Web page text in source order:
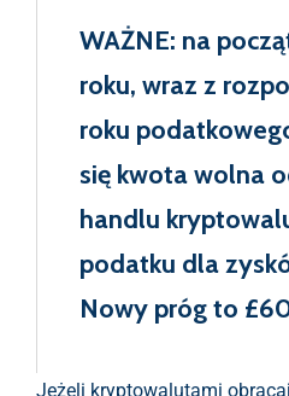
WAŻNE: na
roku, wraz z
roku
się kwota wolna
handlu
podatku dla
Nowy próg to
Jeżeli kryptowalutami